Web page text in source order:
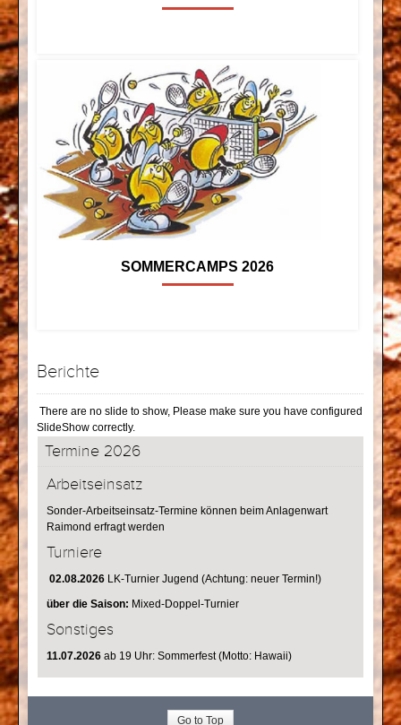
SOMMERCAMPS 2026
Berichte
There are no slide to show, Please make sure you have configured
SlideShow correctly.
Termine 2026
Arbeitseinsatz
Sonder-Arbeitseinsatz-Termine können beim Anlagenwart
Raimond erfragt werden
Turniere
02.08.2026 LK-Turnier Jugend (Achtung: neuer Termin!)
über die Saison: Mixed-Doppel-Turnier
Sonstiges
11.07.2026 ab 19 Uhr: Sommerfest (Motto: Hawaii)
Go to Top